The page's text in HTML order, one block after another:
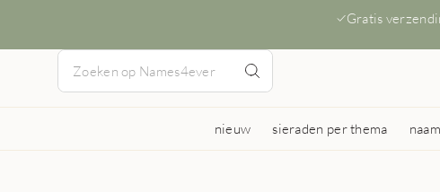
Gratis
nieuw sieraden per thema